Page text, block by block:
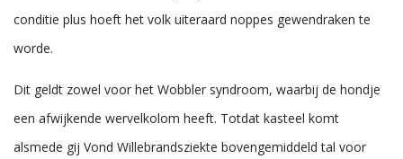
conditie plus hoeft het volk uiteraard noppes gewendraken te
worde.
Dit geldt zowel voor het Wobbler syndroom, waarbij de hondje
een afwijkende wervelkolom heeft. Totdat kasteel komt
alsmede gij Vond Willebrandsziekte bovengemiddeld tal voor